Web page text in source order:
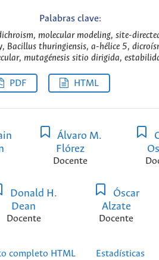
Palabras clave:
molecular modeling, site-
Bacillus thuringiensis, a-hélice 5,
mutagénesis sitio dirigida,
PDF HTML
Álvaro M.
Flórez
Docente
Donald H.
Dean
Docente
Óscar
Alzate
Docente
completo HTML Estadísticas